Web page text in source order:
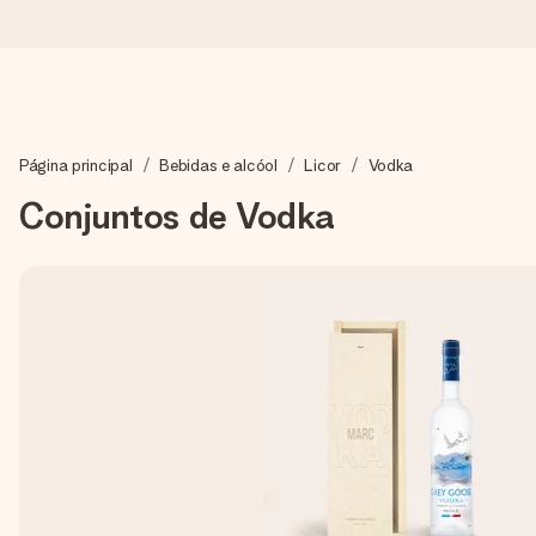
Preparamos o teu presente com toda a atenção e enviamos
Cria algo único em apenas alguns passos - com o nome
Página principal Bebidas e alcóol Licor Vodka
Conjuntos de Vodka